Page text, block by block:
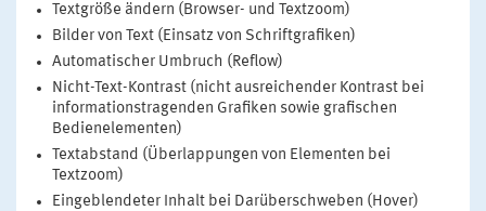
Textgröße ändern (Browser- und Textzoom)
Bilder von Text (Einsatz von Schriftgrafiken)
Automatischer Umbruch (Reflow)
Nicht-Text-Kontrast (nicht ausreichender Kontrast bei
informationstragenden Grafiken sowie grafischen
Bedienelementen)
Textabstand (Überlappungen von Elementen bei
Textzoom)
Eingeblendeter Inhalt bei Darüberschweben (Hover)